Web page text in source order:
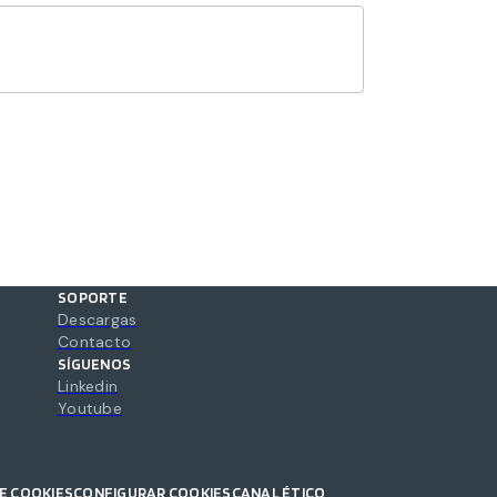
SOPORTE
Descargas
Contacto
SÍGUENOS
Linkedin
Youtube
COOKIESCONFIGURAR COOKIESCANAL ÉTICO